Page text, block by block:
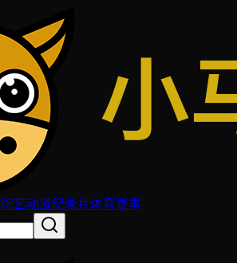
综艺动漫纪录片体育赛事